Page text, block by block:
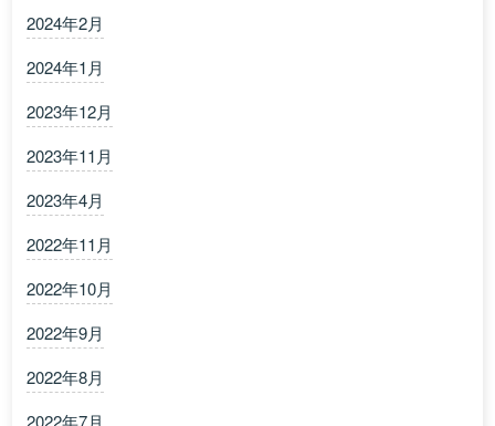
2024年2月
2024年1月
2023年12月
2023年11月
2023年4月
2022年11月
2022年10月
2022年9月
2022年8月
2022年7月